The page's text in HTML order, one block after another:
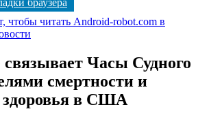
браузера
чтобы читать Android-robot.com в
связывает Часы Судного
смертности и
здоровья в США